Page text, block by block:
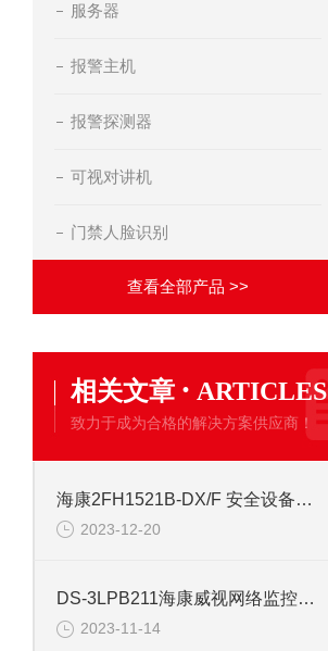
服务器
报警主机
报警探测器
可视对讲机
门禁人脸识别
查看全部产品 >>
相关文章 · ARTICLES
致力于成为合格的解决方案供应商！
海康2FH1521B-DX/F 安全设备配件安防
2023-12-20
DS-3LPB211海康威视网络监控安防配件
2023-11-14